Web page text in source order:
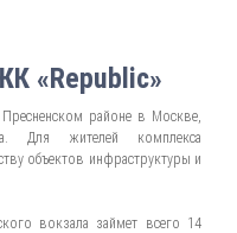
«Republic»
районе в Москве,
Для жителей комплекса
объектов инфраструктуры и
вокзала займет всего 14